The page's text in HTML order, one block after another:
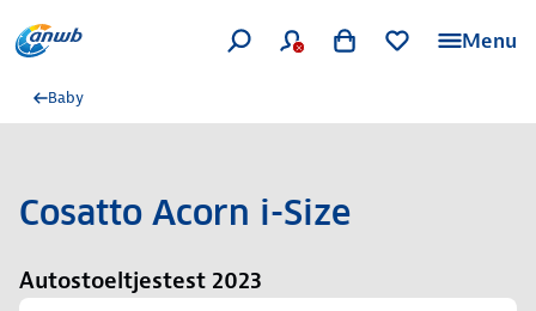
Menu
Baby
Cosatto Acorn i-Size
Autostoeltjestest 2023